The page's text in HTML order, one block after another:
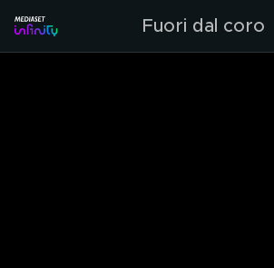
Fuori dal coro